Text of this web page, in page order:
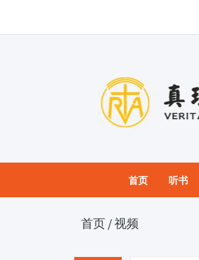
首页 听书
首页 /视频